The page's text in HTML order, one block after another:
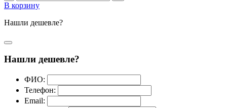
В корзину
Нашли дешевле?
Нашли дешевле?
ФИО:
Телефон:
Email: